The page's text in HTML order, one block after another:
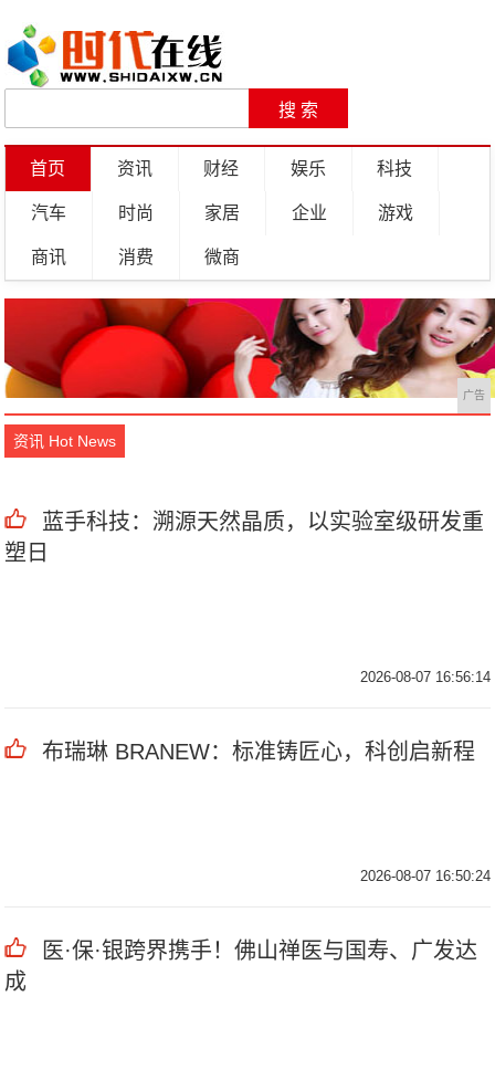
首页 资讯 财经 娱乐 科技
汽车 时尚 家居 企业 游戏
商讯 消费 微商
广告
资讯 Hot News
蓝手科技：溯源天然晶质，以实验室级研发重
塑日
2026-08-07 16:56:14
布瑞琳 BRANEW：标准铸匠心，科创启新程
2026-08-07 16:50:24
医·保·银跨界携手！佛山禅医与国寿、广发达
成